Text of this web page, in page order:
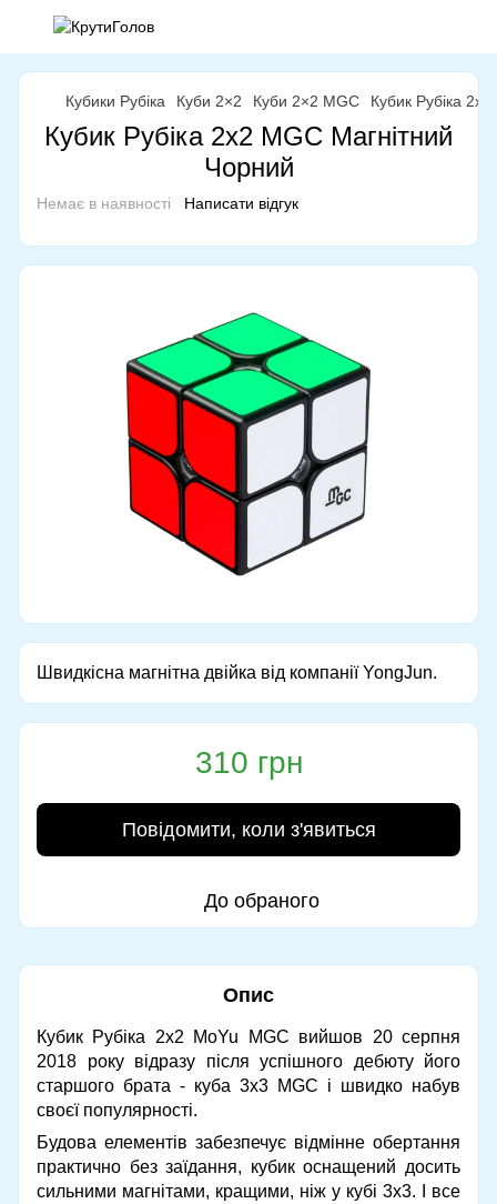
Кубики Рубіка Куби 2×2 Куби 2×2 MGC Кубик Рубіка
Кубик Рубіка 2x2 MGC Магнітний
Чорний
Немає в наявності Написати відгук
Швидкісна магнітна двійка від компанії YongJun.
310 грн
Повідомити, коли з'явиться
До обраного
Опис
Кубик Рубіка 2x2 MoYu MGC вийшов 20 серпня
2018 року відразу після успішного дебюту його
старшого брата - куба 3х3 MGC і швидко набув
своєї популярності.
Будова елементів забезпечує відмінне обертання
практично без заїдання, кубик оснащений досить
сильними магнітами, кращими, ніж у кубі 3х3. І все